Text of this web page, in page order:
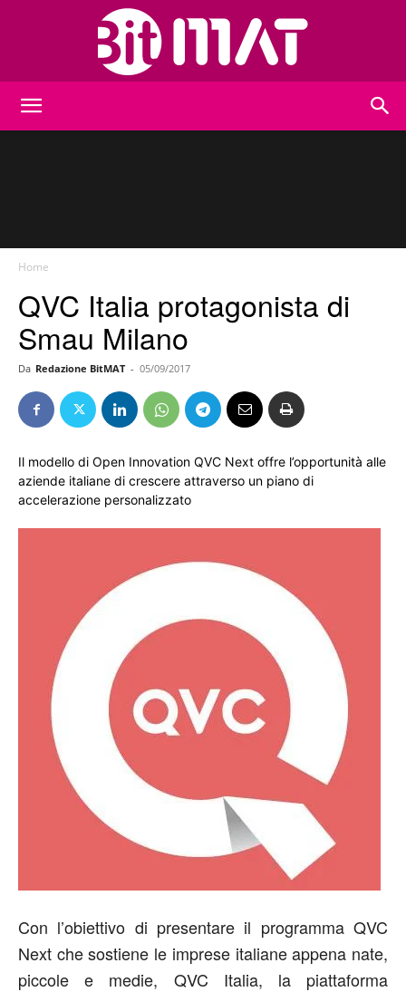
Home
QVC Italia protagonista di
Smau Milano
Da Redazione BitMAT - 05/09/2017
Il modello di Open Innovation QVC Next offre l’opportunità alle
aziende italiane di crescere attraverso un piano di
accelerazione personalizzato
Con l’obiettivo di presentare il programma QVC
Next che sostiene le imprese italiane appena nate,
piccole e medie, QVC Italia, la piattaforma